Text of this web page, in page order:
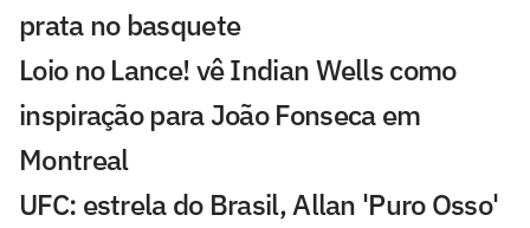
prata no basquete
Loio no Lance! vê Indian Wells como
inspiração para João Fonseca em
Montreal
UFC: estrela do Brasil, Allan 'Puro Osso'